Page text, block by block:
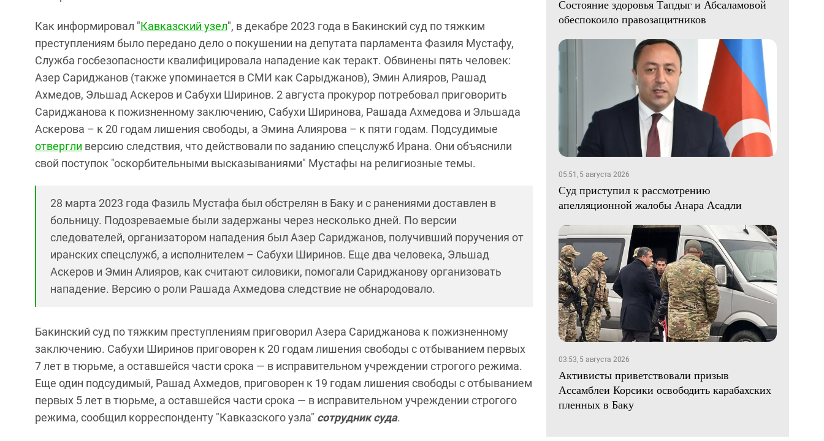
Как информировал "Кавказский узел", в декабре 2023 года в Бакинский суд по тяжким
преступлениям было передано дело о покушении на депутата парламента Фазиля Мустафу,
Служба госбезопасности квалифицировала нападение как теракт. Обвинены пять человек:
Азер Сариджанов (также упоминается в СМИ как Сарыджанов), Эмин Алияров, Рашад
Ахмедов, Эльшад Аскеров и Сабухи Ширинов. 2 августа прокурор потребовал приговорить
Сариджанова к пожизненному заключению, Сабухи Ширинова, Рашада Ахмедова и Эльшада
Аскерова – к 20 годам лишения свободы, а Эмина Алиярова – к пяти годам. Подсудимые
отвергли версию следствия, что действовали по заданию спецслужб Ирана. Они объяснили
свой поступок "оскорбительными высказываниями" Мустафы на религиозные темы.
28 марта 2023 года Фазиль Мустафа был обстрелян в Баку и с ранениями доставлен в
больницу. Подозреваемые были задержаны через несколько дней. По версии
следователей, организатором нападения был Азер Сариджанов, получивший поручения от
иранских спецслужб, а исполнителем – Сабухи Ширинов. Еще два человека, Эльшад
Аскеров и Эмин Алияров, как считают силовики, помогали Сариджанову организовать
нападение. Версию о роли Рашада Ахмедова следствие не обнародовало.
Бакинский суд по тяжким преступлениям приговорил Азера Сариджанова к пожизненному
заключению. Сабухи Ширинов приговорен к 20 годам лишения свободы с отбыванием первых
7 лет в тюрьме, а оставшейся части срока — в исправительном учреждении строгого режима.
Еще один подсудимый, Рашад Ахмедов, приговорен к 19 годам лишения свободы с отбыванием
первых 5 лет в тюрьме, а оставшейся части срока — в исправительном учреждении строгого
режима, сообщил корреспонденту "Кавказского узла" сотрудник суда.
Состояние здоровья Тапдыг и Абсаламовой
обеспокоило правозащитников
05:51, 5 августа 2026
Суд приступил к рассмотрению
апелляционной жалобы Анара Асадли
03:53, 5 августа 2026
Активисты приветствовали призыв
Ассамблеи Корсики освободить карабахских
пленных в Баку